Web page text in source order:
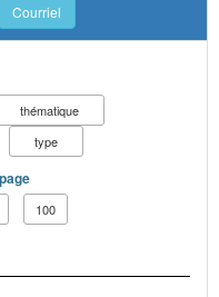
Courriel
thématique
type
100